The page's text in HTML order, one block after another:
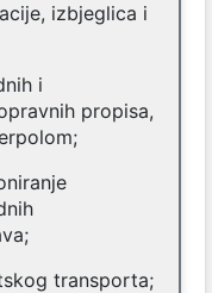
izbjeglica i
i
propisa,
transporta;